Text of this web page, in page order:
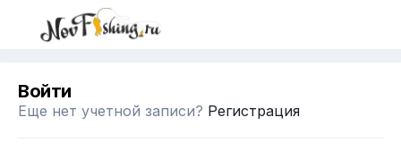
Войти
Еще нет учетной записи? Регистрация